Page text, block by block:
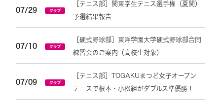
07/29
［テニス部］関東学生テニス選手権（夏関）
予選結果報告
07/10
［硬式野球部］東洋学園大学硬式野球部合同
練習会のご案内（高校生対象）
07/09
［テニス部］TOGAKUまつど女子オープン
テニスで根本・小松組がダブルス準優勝！